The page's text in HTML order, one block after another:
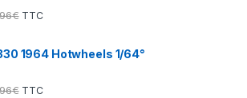
€ TTC
1964 Hotwheels 1/64°
€ TTC